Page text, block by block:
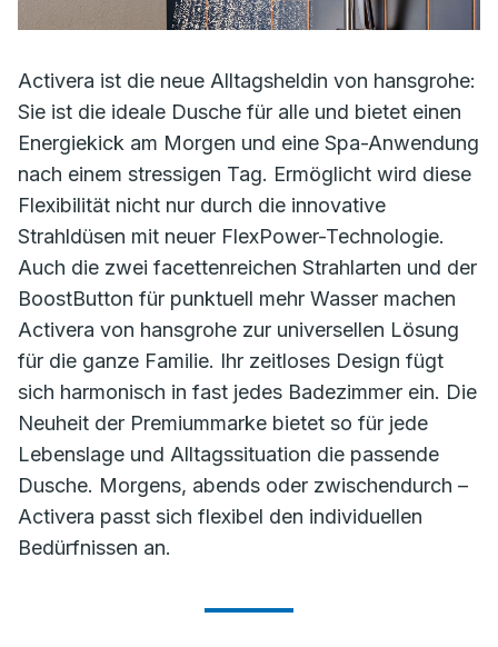
Activera ist die neue Alltagsheldin von hansgrohe:
Sie ist die ideale Dusche für alle und bietet einen
Energiekick am Morgen und eine Spa-Anwendung
nach einem stressigen Tag. Ermöglicht wird diese
Flexibilität nicht nur durch die innovative
Strahldüsen mit neuer FlexPower-Technologie.
Auch die zwei facettenreichen Strahlarten und der
BoostButton für punktuell mehr Wasser machen
Activera von hansgrohe zur universellen Lösung
für die ganze Familie. Ihr zeitloses Design fügt
sich harmonisch in fast jedes Badezimmer ein. Die
Neuheit der Premiummarke bietet so für jede
Lebenslage und Alltagssituation die passende
Dusche. Morgens, abends oder zwischendurch –
Activera passt sich flexibel den individuellen
Bedürfnissen an.